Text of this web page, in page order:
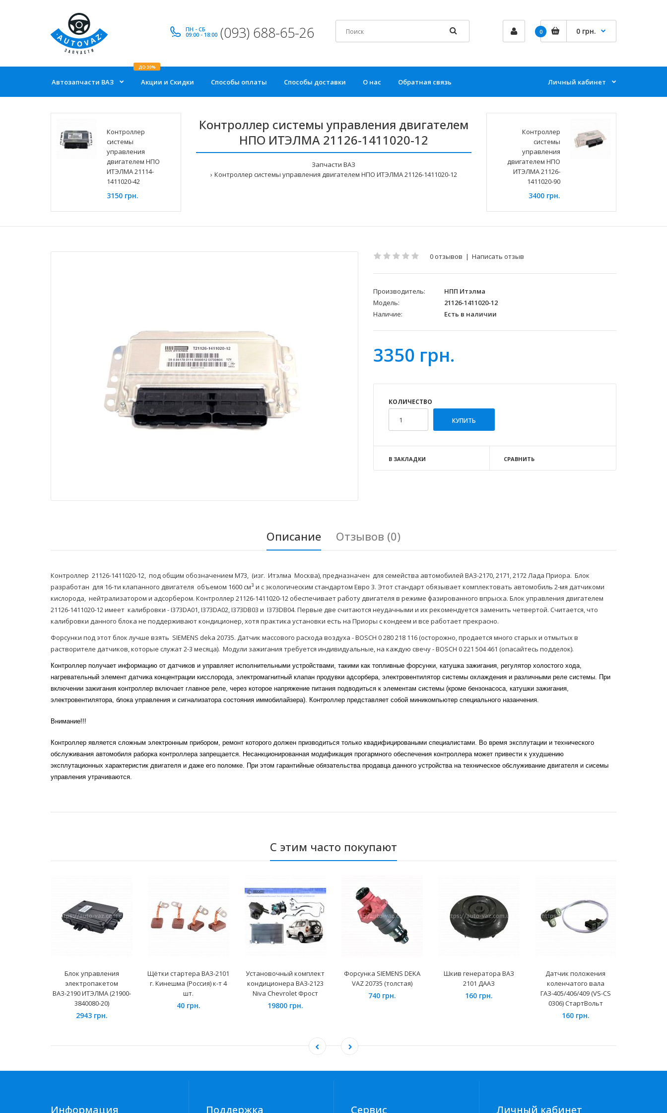
ПН - СБ
09:00 - 18:00 (093) 688-65-26 0 0 грн.
Автозапчасти ВАЗ Акции и Скидки
ДО 30%
Способы оплаты Способы доставки О нас Обратная связь Личный кабинет
Контроллер
системы
управления
двигателем НПО
ИТЭЛМА 21114-
1411020-42
3150 грн.
Контроллер системы управления двигателем
НПО ИТЭЛМА 21126-1411020-12
Запчасти ВАЗ
Контроллер системы управления двигателем НПО ИТЭЛМА 21126-1411020-12
Контроллер
системы
управления
двигателем НПО
ИТЭЛМА 21126-
1411020-90
3400 грн.
0 отзывов | Написать отзыв
Производитель:
НПП Итэлма
Модель:
21126-1411020-12
Наличие:
Есть в наличии
3350 грн.
КОЛИЧЕСТВО
В ЗАКЛАДКИ СРАВНИТЬ
Описание Отзывов (0)
Контроллер 21126-1411020-12, под общим обозначением M73, (изг. Итэлма Москва), предназначен для семейства автомобилей ВАЗ-2170, 2171, 2172 Лада Приора. Блок
разработан для 16-ти клапанного двигателя объемом 1600 см3 и с экологическим стандартом Евро 3. Этот стандарт обязывает комплектовать автомобиль 2-мя датчикоми
кислорода, нейтрализатором и адсорбером. Контроллер 21126-1411020-12 обеспечивает работу двигателя в режиме фазированного впрыска. Блок управления двигателем
21126-1411020-12 имеет калибровки - I373DA01, I373DA02, I373DB03 и I373DB04. Первые две считаются неудачными и их рекомендуется заменить четвертой. Считается, что
калибровки данного блока не поддерживают кондиционер, хотя практика установки есть на Приоры с кондеем и все работает прекрасно.
Форсунки под этот блок лучше взять SIEMENS deka 20735. Датчик массового расхода воздуха - BOSCH 0 280 218 116 (осторожно, продается много старых и отмытых в
растворителе датчиков, которые служат 2-3 месяца). Модули зажигания требуется индивидуальные, на каждую свечу - BOSCH 0 221 504 461 (опасайтесь подделок).
Контроллер получает информацию от датчиков и управляет исполнительными устройствами, такими как топливные форсунки, катушка зажигания, регулятор холостого хода,
нагревательный элемент датчика концентрации кисслорода, электромагнитный клапан продувки адсорбера, электровентилятор системы охлаждения и различными реле системы. При
включении зажигания контроллер включает главное реле, через которое напряжение питания подводиться к элементам системы (кроме бензонасоса, катушки зажигания,
электровентилятора, блока управления и сигнализатора состояния иммобилайзера). Контроллер представляет собой миникомпьютер специального назанчения.
Внимание!!!
Контроллер является сложным электронным прибором, ремонт которого должен призводиться только квадифицироваными специалистами. Во время эксплутации и технического
обслуживания автомобиля раборка контроллера запрещается. Несанкционированная модификация прогармного обеспечения контроллера может привести к ухудшению
эксплутационных характеристик двигателя и даже его поломке. При этом гарантийные обязательства продавца данного устройства на техническое обслуживание двигателя и сисемы
управления утрачиваются.
С этим часто покупают
Блок управления
электропакетом
ВАЗ-2190 ИТЭЛМА (21900-
3840080-20)
2943 грн.
Щётки стартера ВАЗ-2101
г. Кинешма (Россия) к-т 4
шт.
40 грн.
Установочный комплект
кондиционера ВАЗ-2123
Niva Chevrolet Фрост
19800 грн.
Форсунка SIEMENS DEKA
VAZ 20735 (толстая)
740 грн.
Шкив генератора ВАЗ
2101 ДААЗ
160 грн.
Датчик положения
коленчатого вала
ГАЗ-405/406/409 (VS-CS
0306) СтартВольт
160 грн.
Информация Поддержка Сервис Личный кабинет